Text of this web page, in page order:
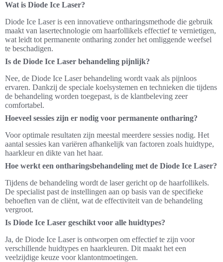
Wat is Diode Ice Laser?
Diode Ice Laser is een innovatieve ontharingsmethode die gebruik
maakt van lasertechnologie om haarfollikels effectief te vernietigen,
wat leidt tot permanente ontharing zonder het omliggende weefsel
te beschadigen.
Is de Diode Ice Laser behandeling pijnlijk?
Nee, de Diode Ice Laser behandeling wordt vaak als pijnloos
ervaren. Dankzij de speciale koelsystemen en technieken die tijdens
de behandeling worden toegepast, is de klantbeleving zeer
comfortabel.
Hoeveel sessies zijn er nodig voor permanente ontharing?
Voor optimale resultaten zijn meestal meerdere sessies nodig. Het
aantal sessies kan variëren afhankelijk van factoren zoals huidtype,
haarkleur en dikte van het haar.
Hoe werkt een ontharingsbehandeling met de Diode Ice Laser?
Tijdens de behandeling wordt de laser gericht op de haarfollikels.
De specialist past de instellingen aan op basis van de specifieke
behoeften van de cliënt, wat de effectiviteit van de behandeling
vergroot.
Is Diode Ice Laser geschikt voor alle huidtypes?
Ja, de Diode Ice Laser is ontworpen om effectief te zijn voor
verschillende huidtypes en haarkleuren. Dit maakt het een
veelzijdige keuze voor klantontmoetingen.